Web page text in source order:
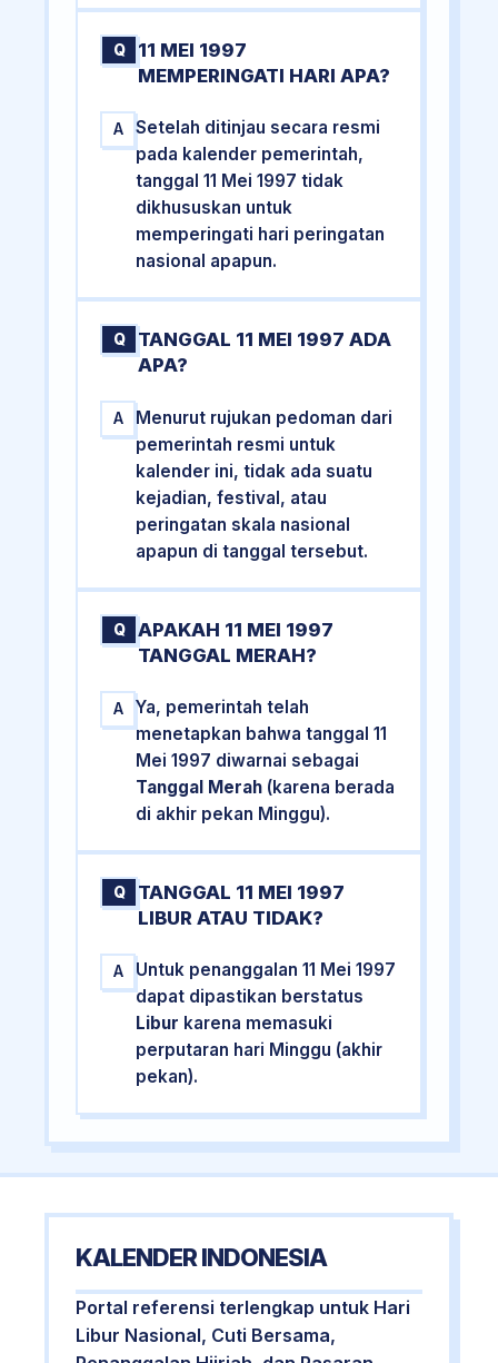
Q
11 MEI 1997
MEMPERINGATI HARI APA?
A
Setelah ditinjau secara resmi
pada kalender pemerintah,
tanggal 11 Mei 1997 tidak
dikhususkan untuk
memperingati hari peringatan
nasional apapun.
Q
TANGGAL 11 MEI 1997 ADA
APA?
A
Menurut rujukan pedoman dari
pemerintah resmi untuk
kalender ini, tidak ada suatu
kejadian, festival, atau
peringatan skala nasional
apapun di tanggal tersebut.
Q
APAKAH 11 MEI 1997
TANGGAL MERAH?
A
Ya, pemerintah telah
menetapkan bahwa tanggal 11
Mei 1997 diwarnai sebagai
Tanggal Merah (karena berada
di akhir pekan Minggu).
Q
TANGGAL 11 MEI 1997
LIBUR ATAU TIDAK?
A
Untuk penanggalan 11 Mei 1997
dapat dipastikan berstatus
Libur karena memasuki
perputaran hari Minggu (akhir
pekan).
KALENDER INDONESIA
Portal referensi terlengkap untuk Hari
Libur Nasional, Cuti Bersama,